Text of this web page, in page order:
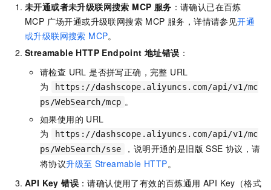
未开通或者未升级联网搜索 MCP 服务 ：请确认已在百炼
MCP 广场开通或升级联网搜索 MCP 服务，详情请参见开通
或升级联网搜索 MCP。
Streamable HTTP Endpoint 地址错误 ：
请检查 URL 是否拼写正确，完整 URL
为
https://dashscope.aliyuncs.com/api/v1/mc
ps/WebSearch/mcp 。
如果使用的 URL
为
https://dashscope.aliyuncs.com/api/v1/mc
ps/WebSearch/sse
，说明开通的是旧版 SSE 协议，请
将协议升级至 Streamable HTTP。
API Key 错误 ：请确认使用了有效的百炼通用 API Key（格式